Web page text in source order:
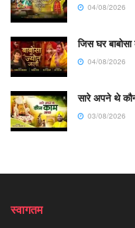
04/08/2026
जिस घर
04/08/2026
सारे अपने थे
03/08/2026
स्वागतम